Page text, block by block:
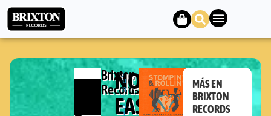
Brixton
Records
NORTH
EAST
j
u
n
i
o
MÁS EN
BRIXTON
RECORDS